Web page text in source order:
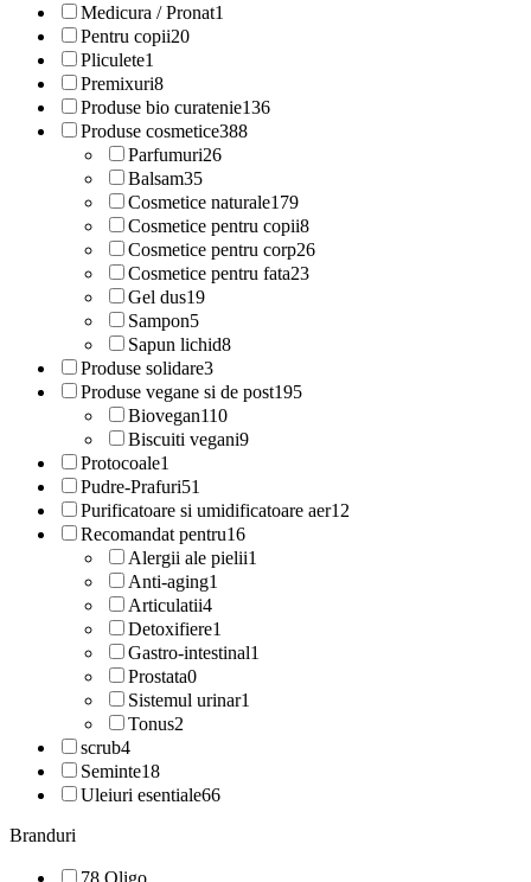
Medicura / Pronat1
Pentru copii20
Pliculete1
Premixuri8
Produse bio curatenie136
Produse cosmetice388
Parfumuri26
Balsam35
Cosmetice naturale179
Cosmetice pentru copii8
Cosmetice pentru corp26
Cosmetice pentru fata23
Gel dus19
Sampon5
Sapun lichid8
Produse solidare3
Produse vegane si de post195
Biovegan110
Biscuiti vegani9
Protocoale1
Pudre-Prafuri51
Purificatoare si umidificatoare aer12
Recomandat pentru16
Alergii ale pielii1
Anti-aging1
Articulatii4
Detoxifiere1
Gastro-intestinal1
Prostata0
Sistemul urinar1
Tonus2
scrub4
Seminte18
Uleiuri esentiale66
Branduri
78 Oligo